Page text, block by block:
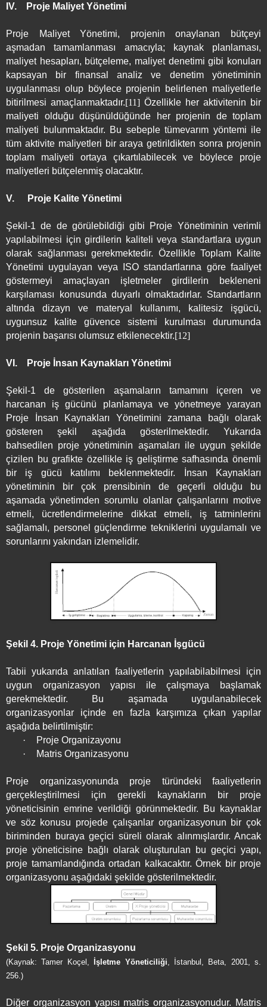
IV.
Proje Maliyet Yönetimi
Proje Maliyet Yönetimi, projenin onaylanan bütçeyi
aşmadan tamamlanması amacıyla; kaynak planlaması,
maliyet hesapları, bütçeleme, maliyet denetimi gibi konuları
kapsayan bir finansal analiz ve denetim yönetiminin
uygulanması olup böylece projenin belirlenen maliyetlerle
bitirilmesi amaçlanmaktadır.[11] Özellikle her aktivitenin bir
maliyeti olduğu düşünüldüğünde her projenin de toplam
maliyeti bulunmaktadır. Bu sebeple tümevarım yöntemi ile
tüm aktivite maliyetleri bir araya getirildikten sonra projenin
toplam maliyeti ortaya çıkartılabilecek ve böylece proje
maliyetleri bütçelenmiş olacaktır.
V. Proje Kalite Yönetimi
Şekil-1 de de görülebildiği gibi Proje Yönetiminin verimli
yapılabilmesi için girdilerin kaliteli veya standartlara uygun
olarak sağlanması gerekmektedir. Özellikle Toplam Kalite
Yönetimi uygulayan veya ISO standartlarına göre faaliyet
göstermeyi amaçlayan işletmeler girdilerin bekleneni
karşılaması konusunda duyarlı olmaktadırlar. Standartların
altında dizayn ve materyal kullanımı, kalitesiz işgücü,
uygunsuz kalite güvence sistemi kurulması durumunda
projenin başarısı olumsuz etkilenecektir.[12]
VI. Proje İnsan Kaynakları Yönetimi
Şekil-1 de gösterilen aşamaların tamamını içeren ve
harcanan iş gücünü planlamaya ve yönetmeye yarayan
Proje İnsan Kaynakları Yönetimini zamana bağlı olarak
gösteren şekil aşağıda gösterilmektedir. Yukarıda
bahsedilen proje yönetiminin aşamaları ile uygun şekilde
çizilen bu grafikte özellikle iş geliştirme safhasında önemli
bir iş gücü katılımı beklenmektedir. İnsan Kaynakları
yönetiminin bir çok prensibinin de geçerli olduğu bu
aşamada yönetimden sorumlu olanlar çalışanlarını motive
etmeli, ücretlendirmelerine dikkat etmeli, iş tatminlerini
sağlamalı, personel güçlendirme tekniklerini uygulamalı ve
sorunlarını yakından izlemelidir.
Şekil 4. Proje Yönetimi için Harcanan İşgücü
Tabii yukarıda anlatılan faaliyetlerin yapılabilabilmesi için
uygun organizasyon yapısı ile çalışmaya başlamak
gerekmektedir. Bu aşamada uygulanabilecek
organizasyonlar içinde en fazla karşımıza çıkan yapılar
aşağıda belirtilmiştir:
·
Proje Organizayonu
·
Matris Organizasyonu
Proje organizasyonunda proje türündeki faaliyetlerin
gerçekleştirilmesi için gerekli kaynakların bir proje
yöneticisinin emrine verildiği görünmektedir. Bu kaynaklar
ve söz konusu projede çalışanlar organizasyonun bir çok
biriminden buraya geçici süreli olarak alınmışlardır. Ancak
proje yöneticisine bağlı olarak oluşturulan bu geçici yapı,
proje tamamlandığında ortadan kalkacaktır. Örnek bir proje
organizasyonu aşağıdaki şekilde gösterilmektedir.
Şekil 5. Proje Organizasyonu
(Kaynak: Tamer Koçel, İşletme Yöneticiliği , İstanbul, Beta, 2001, s.
256.)
Diğer organizasyon yapısı matris organizasyonudur. Matris